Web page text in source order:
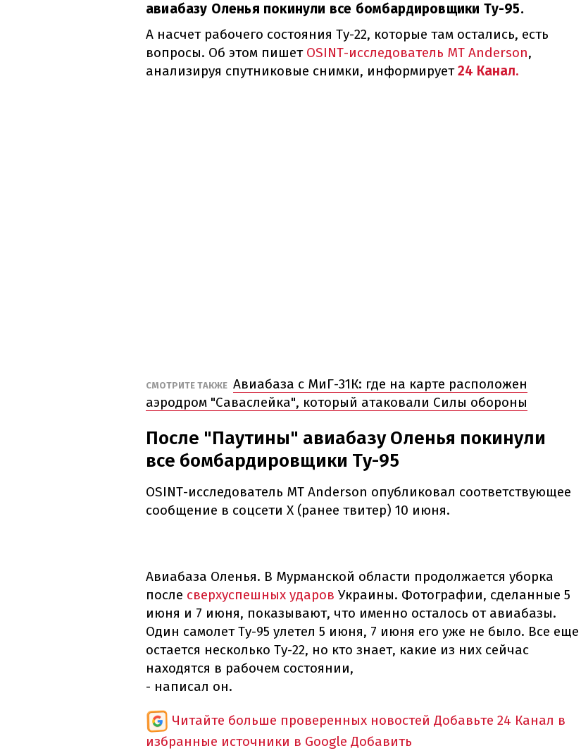
авиабазу Оленья покинули все бомбардировщики Ту-95.
А насчет рабочего состояния Ту-22, которые там остались, есть
вопросы. Об этом пишет OSINT-исследователь MT Anderson,
анализируя спутниковые снимки, информирует24 Канал.
СМОТРИТЕ ТАКЖЕ Авиабаза с МиГ-31К: где на карте расположен
аэродром "Саваслейка", который атаковали Силы обороны
После "Паутины" авиабазу Оленья покинули
все бомбардировщики Ту-95
OSINT-исследователь MT Anderson опубликовал соответствующее
сообщение в соцсети Х (ранее твитер) 10 июня.
Авиабаза Оленья. В Мурманской области продолжается уборка
после сверхуспешных ударов Украины. Фотографии, сделанные 5
июня и 7 июня, показывают, что именно осталось от авиабазы.
Один самолет Ту-95 улетел 5 июня, 7 июня его уже не было. Все еще
остается несколько Ту-22, но кто знает, какие из них сейчас
находятся в рабочем состоянии,
- написал он.
Читайте больше проверенных новостей Добавьте 24 Канал в
избранные источники в Google Добавить